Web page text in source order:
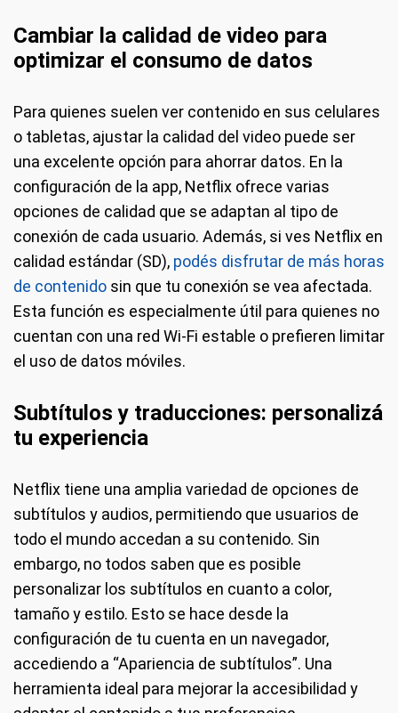
Cambiar la calidad de video para
optimizar el consumo de datos
Para quienes suelen ver contenido en sus celulares
o tabletas, ajustar la calidad del video puede ser
una excelente opción para ahorrar datos. En la
configuración de la app, Netflix ofrece varias
opciones de calidad que se adaptan al tipo de
conexión de cada usuario. Además, si ves Netflix en
calidad estándar (SD), podés disfrutar de más horas
de contenido sin que tu conexión se vea afectada.
Esta función es especialmente útil para quienes no
cuentan con una red Wi-Fi estable o prefieren limitar
el uso de datos móviles.
Subtítulos y traducciones: personalizá
tu experiencia
Netflix tiene una amplia variedad de opciones de
subtítulos y audios, permitiendo que usuarios de
todo el mundo accedan a su contenido. Sin
embargo, no todos saben que es posible
personalizar los subtítulos en cuanto a color,
tamaño y estilo. Esto se hace desde la
configuración de tu cuenta en un navegador,
accediendo a “Apariencia de subtítulos”. Una
herramienta ideal para mejorar la accesibilidad y